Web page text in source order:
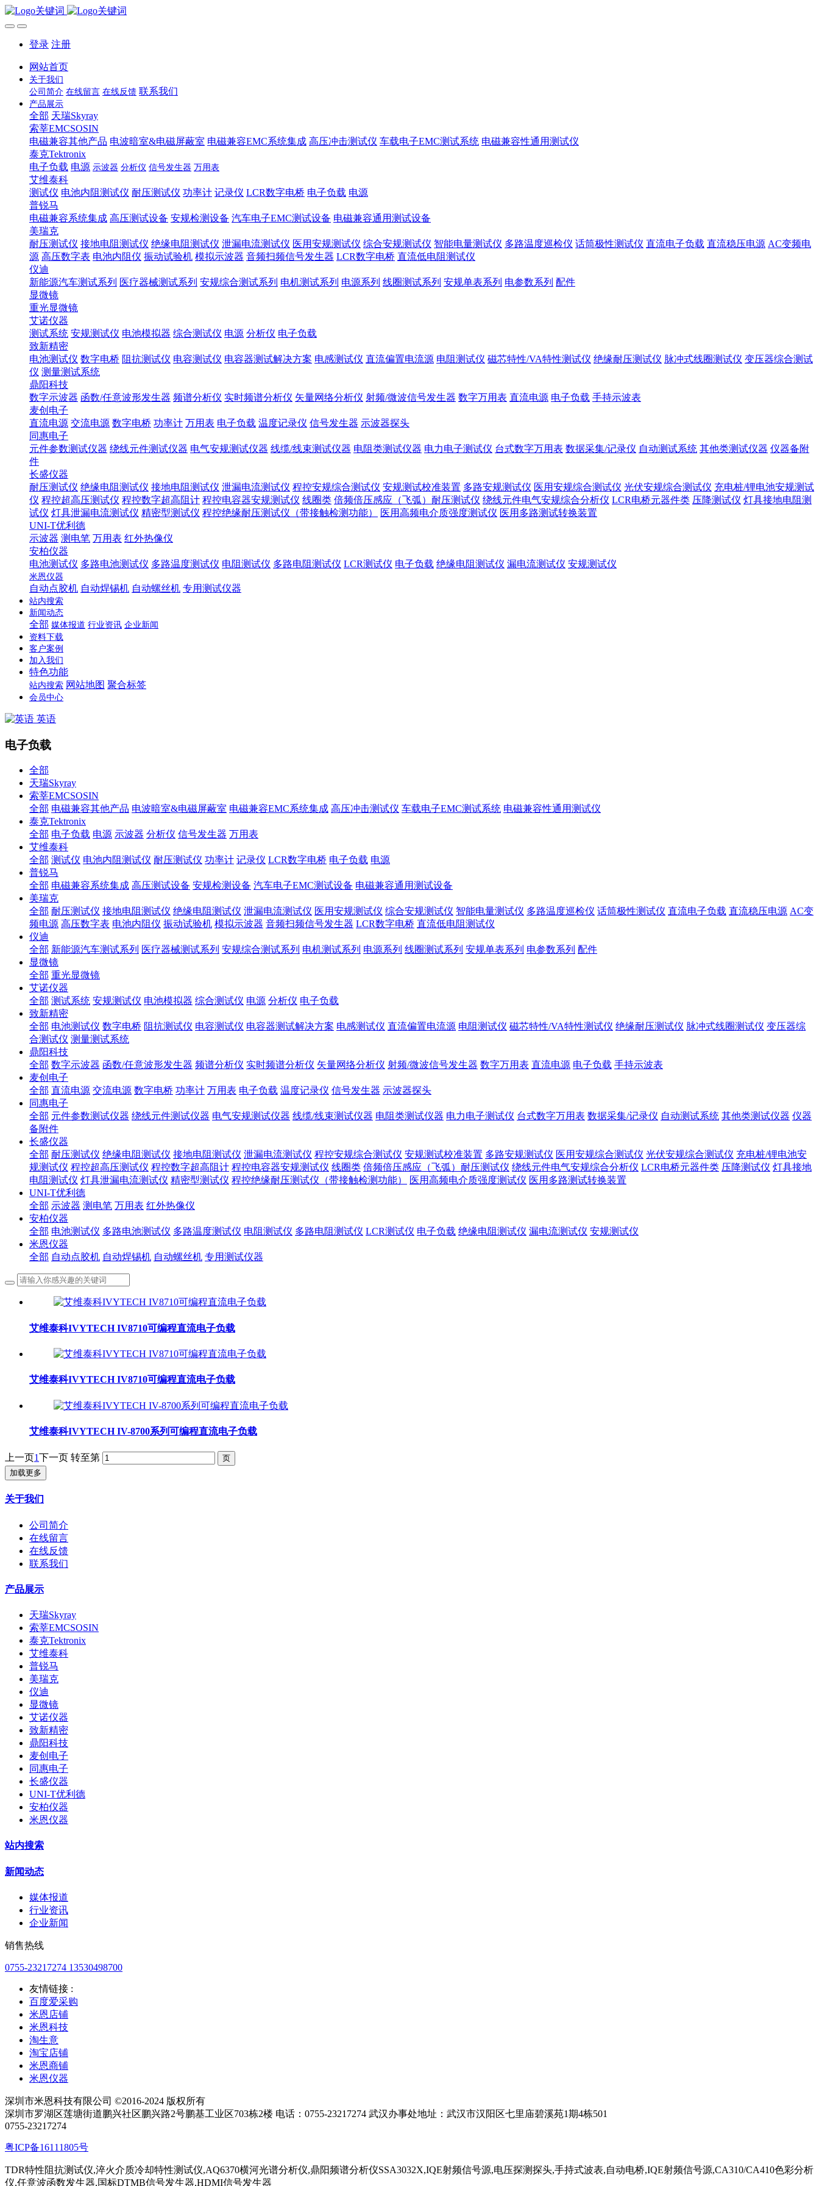
登录 注册
网站首页
关于我们
公司简介 在线留言 在线反馈 联系我们
产品展示
全部 天瑞Skyray
索莘EMCSOSIN
电磁兼容其他产品 电波暗室&电磁屏蔽室 电磁兼容EMC系统集成 高压冲击测试仪 车载电子EMC测试系统 电磁兼容性通用测试仪
泰克Tektronix
电子负载 电源 示波器 分析仪 信号发生器 万用表
艾维泰科
测试仪 电池内阻测试仪 耐压测试仪 功率计 记录仪 LCR数字电桥 电子负载 电源
普锐马
电磁兼容系统集成 高压测试设备 安规检测设备 汽车电子EMC测试设备 电磁兼容通用测试设备
美瑞克
耐压测试仪 接地电阻测试仪 绝缘电阻测试仪 泄漏电流测试仪 医用安规测试仪 综合安规测试仪 智能电量测试仪 多路温度巡检仪 话筒极性测试仪 直流电子负载 直流稳压电源 AC变频电
源 高压数字表 电池内阻仪 振动试验机 模拟示波器 音频扫频信号发生器 LCR数字电桥 直流低电阻测试仪
仪迪
新能源汽车测试系列 医疗器械测试系列 安规综合测试系列 电机测试系列 电源系列 线圈测试系列 安规单表系列 电参数系列 配件
显微镜
重光显微镜
艾诺仪器
测试系统 安规测试仪 电池模拟器 综合测试仪 电源 分析仪 电子负载
致新精密
电池测试仪 数字电桥 阻抗测试仪 电容测试仪 电容器测试解决方案 电感测试仪 直流偏置电流源 电阻测试仪 磁芯特性/VA特性测试仪 绝缘耐压测试仪 脉冲式线圈测试仪 变压器综合测试
仪 测量测试系统
鼎阳科技
数字示波器 函数/任意波形发生器 频谱分析仪 实时频谱分析仪 矢量网络分析仪 射频/微波信号发生器 数字万用表 直流电源 电子负载 手持示波表
麦创电子
直流电源 交流电源 数字电桥 功率计 万用表 电子负载 温度记录仪 信号发生器 示波器探头
同惠电子
元件参数测试仪器 绕线元件测试仪器 电气安规测试仪器 线缆/线束测试仪器 电阻类测试仪器 电力电子测试仪 台式数字万用表 数据采集/记录仪 自动测试系统 其他类测试仪器 仪器备附
件
长盛仪器
耐压测试仪 绝缘电阻测试仪 接地电阻测试仪 泄漏电流测试仪 程控安规综合测试仪 安规测试校准装置 多路安规测试仪 医用安规综合测试仪 光伏安规综合测试仪 充电桩/锂电池安规测试
仪 程控超高压测试仪 程控数字超高阻计 程控电容器安规测试仪 线圈类 倍频倍压感应（飞弧）耐压测试仪 绕线元件电气安规综合分析仪 LCR电桥元器件类 压降测试仪 灯具接地电阻测
试仪 灯具泄漏电流测试仪 精密型测试仪 程控绝缘耐压测试仪（带接触检测功能） 医用高频电介质强度测试仪 医用多路测试转换装置
UNI-T优利德
示波器 测电笔 万用表 红外热像仪
安柏仪器
电池测试仪 多路电池测试仪 多路温度测试仪 电阻测试仪 多路电阻测试仪 LCR测试仪 电子负载 绝缘电阻测试仪 漏电流测试仪 安规测试仪
米恩仪器
自动点胶机 自动焊锡机 自动螺丝机 专用测试仪器
站内搜索
新闻动态
全部 媒体报道 行业资讯 企业新闻
资料下载
客户案例
加入我们
特色功能
站内搜索 网站地图 聚合标签
会员中心
英语
电子负载
全部
天瑞Skyray
索莘EMCSOSIN
全部 电磁兼容其他产品 电波暗室&电磁屏蔽室 电磁兼容EMC系统集成 高压冲击测试仪 车载电子EMC测试系统 电磁兼容性通用测试仪
泰克Tektronix
全部 电子负载 电源 示波器 分析仪 信号发生器 万用表
艾维泰科
全部 测试仪 电池内阻测试仪 耐压测试仪 功率计 记录仪 LCR数字电桥 电子负载 电源
普锐马
全部 电磁兼容系统集成 高压测试设备 安规检测设备 汽车电子EMC测试设备 电磁兼容通用测试设备
美瑞克
全部 耐压测试仪 接地电阻测试仪 绝缘电阻测试仪 泄漏电流测试仪 医用安规测试仪 综合安规测试仪 智能电量测试仪 多路温度巡检仪 话筒极性测试仪 直流电子负载 直流稳压电源 AC变
频电源 高压数字表 电池内阻仪 振动试验机 模拟示波器 音频扫频信号发生器 LCR数字电桥 直流低电阻测试仪
仪迪
全部 新能源汽车测试系列 医疗器械测试系列 安规综合测试系列 电机测试系列 电源系列 线圈测试系列 安规单表系列 电参数系列 配件
显微镜
全部 重光显微镜
艾诺仪器
全部 测试系统 安规测试仪 电池模拟器 综合测试仪 电源 分析仪 电子负载
致新精密
全部 电池测试仪 数字电桥 阻抗测试仪 电容测试仪 电容器测试解决方案 电感测试仪 直流偏置电流源 电阻测试仪 磁芯特性/VA特性测试仪 绝缘耐压测试仪 脉冲式线圈测试仪 变压器综
合测试仪 测量测试系统
鼎阳科技
全部 数字示波器 函数/任意波形发生器 频谱分析仪 实时频谱分析仪 矢量网络分析仪 射频/微波信号发生器 数字万用表 直流电源 电子负载 手持示波表
麦创电子
全部 直流电源 交流电源 数字电桥 功率计 万用表 电子负载 温度记录仪 信号发生器 示波器探头
同惠电子
全部 元件参数测试仪器 绕线元件测试仪器 电气安规测试仪器 线缆/线束测试仪器 电阻类测试仪器 电力电子测试仪 台式数字万用表 数据采集/记录仪 自动测试系统 其他类测试仪器 仪器
备附件
长盛仪器
全部 耐压测试仪 绝缘电阻测试仪 接地电阻测试仪 泄漏电流测试仪 程控安规综合测试仪 安规测试校准装置 多路安规测试仪 医用安规综合测试仪 光伏安规综合测试仪 充电桩/锂电池安
规测试仪 程控超高压测试仪 程控数字超高阻计 程控电容器安规测试仪 线圈类 倍频倍压感应（飞弧）耐压测试仪 绕线元件电气安规综合分析仪 LCR电桥元器件类 压降测试仪 灯具接地
电阻测试仪 灯具泄漏电流测试仪 精密型测试仪 程控绝缘耐压测试仪（带接触检测功能） 医用高频电介质强度测试仪 医用多路测试转换装置
UNI-T优利德
全部 示波器 测电笔 万用表 红外热像仪
安柏仪器
全部 电池测试仪 多路电池测试仪 多路温度测试仪 电阻测试仪 多路电阻测试仪 LCR测试仪 电子负载 绝缘电阻测试仪 漏电流测试仪 安规测试仪
米恩仪器
全部 自动点胶机 自动焊锡机 自动螺丝机 专用测试仪器
艾维泰科IVYTECH IV8710可编程直流电子负载
艾维泰科IVYTECH IV8710可编程直流电子负载
艾维泰科IVYTECH IV-8700系列可编程直流电子负载
上一页1下一页 转至第
加载更多
关于我们
公司简介
在线留言
在线反馈
联系我们
产品展示
天瑞Skyray
索莘EMCSOSIN
泰克Tektronix
艾维泰科
普锐马
美瑞克
仪迪
显微镜
艾诺仪器
致新精密
鼎阳科技
麦创电子
同惠电子
长盛仪器
UNI-T优利德
安柏仪器
米恩仪器
站内搜索
新闻动态
媒体报道
行业资讯
企业新闻
销售热线
0755-23217274 13530498700
友情链接 :
百度爱采购
米恩店铺
米恩科技
淘生意
淘宝店铺
米恩商铺
米恩仪器
深圳市米恩科技有限公司 ©2016-2024 版权所有
深圳市罗湖区莲塘街道鹏兴社区鹏兴路2号鹏基工业区703栋2楼 电话：0755-23217274 武汉办事处地址：武汉市汉阳区七里庙碧溪苑1期4栋501
0755-23217274
粤ICP备16111805号
TDR特性阻抗测试仪,淬火介质冷却特性测试仪,AQ6370横河光谱分析仪,鼎阳频谱分析仪SSA3032X,IQE射频信号源,电压探测探头,手持式波表,自动电桥,IQE射频信号源,CA310/CA410色彩分析
仪,任意波函数发生器,国标DTMB信号发生器,HDMI信号发生器